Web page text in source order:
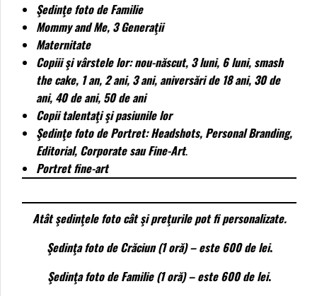
Şedinţe foto de Familie
Mommy and Me, 3 Generaţii
Maternitate
Copiii şi vârstele lor: nou-născut, 3 luni, 6 luni, smash
the cake, 1 an, 2 ani, 3 ani, aniversări de 18 ani, 30 de
ani, 40 de ani, 50 de ani
Copii talentaţi şi pasiunile lor
Şedinţe foto de Portret: Headshots, Personal Branding,
Editorial, Corporate sauFine-Art.
Portret fine-art
Atât şedinţele foto cât şi preţurile pot fi personalizate.
Şedinţa foto de Crăciun (1 oră) – este 600 de lei.
Şedinţa foto de Familie (1 oră) – este 600 de lei.